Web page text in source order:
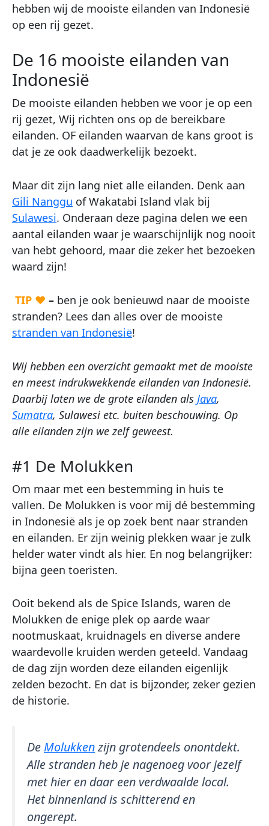
hebben wij de mooiste eilanden van Indonesië
op een rij gezet.
De 16 mooiste eilanden van
Indonesië
De mooiste eilanden hebben we voor je op een
rij gezet, Wij richten ons op de bereikbare
eilanden. OF eilanden waarvan de kans groot is
dat je ze ook daadwerkelijk bezoekt.
Maar dit zijn lang niet alle eilanden. Denk aan
Gili Nanggu of Wakatabi Island vlak bij
Sulawesi. Onderaan deze pagina delen we een
aantal eilanden waar je waarschijnlijk nog nooit
van hebt gehoord, maar die zeker het bezoeken
waard zijn!
TIP ♥ – ben je ook benieuwd naar de mooiste
stranden? Lees dan alles over de mooiste
stranden van Indonesië!
Wij hebben een overzicht gemaakt met de mooiste
en meest indrukwekkende eilanden van Indonesië.
Daarbij laten we de grote eilanden als Java,
Sumatra, Sulawesi etc. buiten beschouwing. Op
alle eilanden zijn we zelf geweest.
#1 De Molukken
Om maar met een bestemming in huis te
vallen. De Molukken is voor mij dé bestemming
in Indonesië als je op zoek bent naar stranden
en eilanden. Er zijn weinig plekken waar je zulk
helder water vindt als hier. En nog belangrijker:
bijna geen toeristen.
Ooit bekend als de Spice Islands, waren de
Molukken de enige plek op aarde waar
nootmuskaat, kruidnagels en diverse andere
waardevolle kruiden werden geteeld. Vandaag
de dag zijn worden deze eilanden eigenlijk
zelden bezocht. En dat is bijzonder, zeker gezien
de historie.
De Molukkenzijn grotendeels onontdekt.
Alle stranden heb je nagenoeg voor jezelf
met hier en daar een verdwaalde local.
Het binnenland is schitterend en
ongerept.